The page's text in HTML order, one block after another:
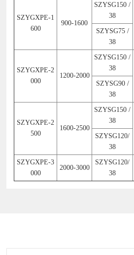
SZYGXPE-1
600
900-1600
SZYSG150 /
38
SZYSG75 /
38
SZYGXPE-2
000
1200-2000
SZYSG150 /
38
SZYSG90 /
38
SZYGXPE-2
500
1600-2500
SZYSG150 /
38
SZYSG120/
38
SZYGXPE-3
000
2000-3000
SZYSG120/
38